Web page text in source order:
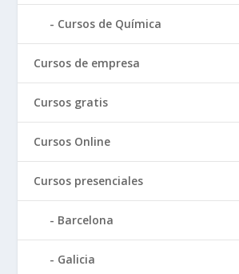
Cursos de Química
Cursos de empresa
Cursos gratis
Cursos Online
Cursos presenciales
Barcelona
Galicia